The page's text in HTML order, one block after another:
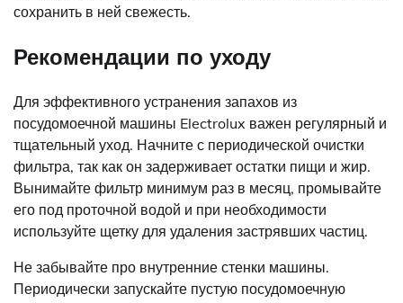
сохранить в ней свежесть.
Рекомендации по уходу
Для эффективного устранения запахов из
посудомоечной машины Electrolux важен регулярный и
тщательный уход. Начните с периодической очистки
фильтра, так как он задерживает остатки пищи и жир.
Вынимайте фильтр минимум раз в месяц, промывайте
его под проточной водой и при необходимости
используйте щетку для удаления застрявших частиц.
Не забывайте про внутренние стенки машины.
Периодически запускайте пустую посудомоечную